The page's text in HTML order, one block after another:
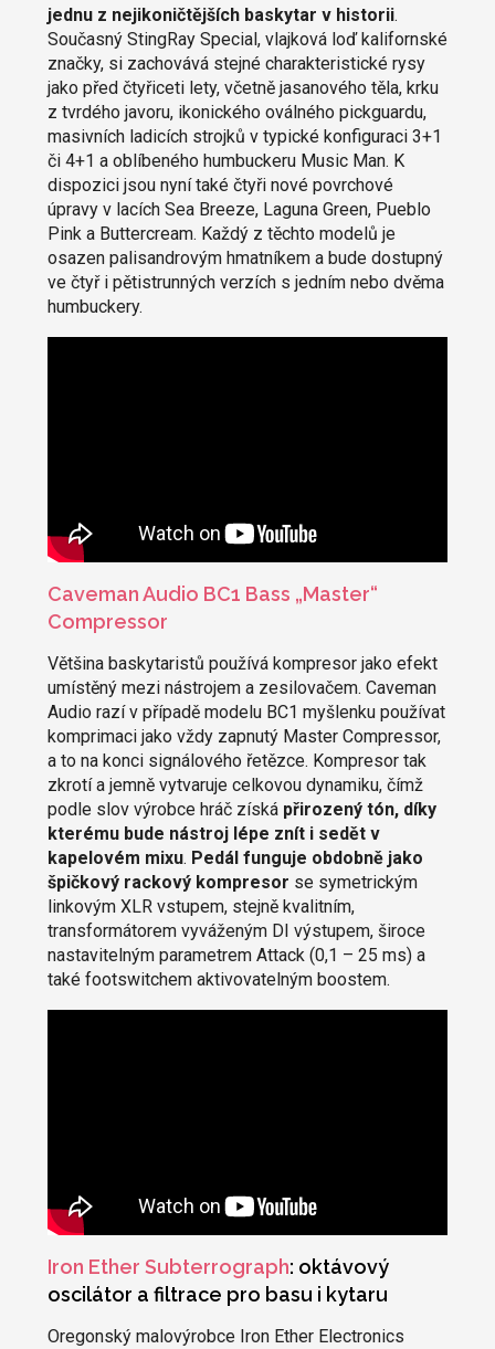
jednu z nejikoničtějších baskytar v historii.
Současný StingRay Special, vlajková loď kalifornské
značky, si zachovává stejné charakteristické rysy
jako před čtyřiceti lety, včetně jasanového těla, krku
z tvrdého javoru, ikonického oválného pickguardu,
masivních ladicích strojků v typické konfiguraci 3+1
či 4+1 a oblíbeného humbuckeru Music Man. K
dispozici jsou nyní také čtyři nové povrchové
úpravy v lacích Sea Breeze, Laguna Green, Pueblo
Pink a Buttercream. Každý z těchto modelů je
osazen palisandrovým hmatníkem a bude dostupný
ve čtyř i pětistrunných verzích s jedním nebo dvěma
humbuckery.
Caveman Audio BC1 Bass „Master“
Compressor
Většina baskytaristů používá kompresor jako efekt
umístěný mezi nástrojem a zesilovačem. Caveman
Audio razí v případě modelu BC1 myšlenku používat
komprimaci jako vždy zapnutý Master Compressor,
a to na konci signálového řetězce. Kompresor tak
zkrotí a jemně vytvaruje celkovou dynamiku, čímž
podle slov výrobce hráč získá přirozený tón, díky
kterému bude nástroj lépe znít i sedět v
kapelovém mixu. Pedál funguje obdobně jako
špičkový rackový kompresor se symetrickým
linkovým XLR vstupem, stejně kvalitním,
transformátorem vyváženým DI výstupem, široce
nastavitelným parametrem Attack (0,1 – 25 ms) a
také footswitchem aktivovatelným boostem.
Iron Ether Subterrograph: oktávový
oscilátor a filtrace pro basu i kytaru
Oregonský malovýrobce Iron Ether Electronics